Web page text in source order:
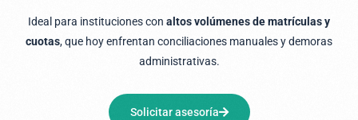
Ideal para instituciones con altos volúmenes de matrículas y
cuotas, que hoy enfrentan conciliaciones manuales y demoras
administrativas.
Solicitar asesoría